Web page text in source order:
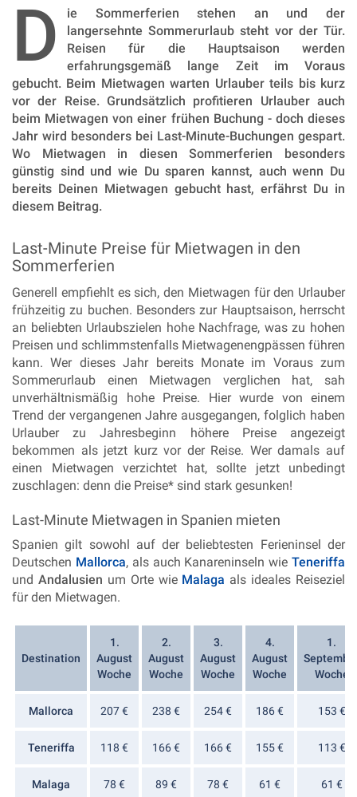
D
ie Sommerferien stehen an und der
langersehnte Sommerurlaub steht vor der Tür.
Reisen für die Hauptsaison werden
erfahrungsgemäß lange Zeit im Voraus
gebucht. Beim Mietwagen warten Urlauber teils bis kurz
vor der Reise. Grundsätzlich profitieren Urlauber auch
beim Mietwagen von einer frühen Buchung - doch dieses
Jahr wird besonders bei Last-Minute-Buchungen gespart.
Wo Mietwagen in diesen Sommerferien besonders
günstig sind und wie Du sparen kannst, auch wenn Du
bereits Deinen Mietwagen gebucht hast, erfährst Du in
diesem Beitrag.
Last-Minute Preise für Mietwagen in den
Sommerferien
Generell empfiehlt es sich, den Mietwagen für den Urlauber
frühzeitig zu buchen. Besonders zur Hauptsaison, herrscht
an beliebten Urlaubszielen hohe Nachfrage, was zu hohen
Preisen und schlimmstenfalls Mietwagenengpässen führen
kann. Wer dieses Jahr bereits Monate im Voraus zum
Sommerurlaub einen Mietwagen verglichen hat, sah
unverhältnismäßig hohe Preise. Hier wurde von einem
Trend der vergangenen Jahre ausgegangen, folglich haben
Urlauber zu Jahresbeginn höhere Preise angezeigt
bekommen als jetzt kurz vor der Reise. Wer damals auf
einen Mietwagen verzichtet hat, sollte jetzt unbedingt
zuschlagen: denn die Preise* sind stark gesunken!
Last-Minute Mietwagen in Spanien mieten
Spanien gilt sowohl auf der beliebtesten Ferieninsel der
Deutschen Mallorca, als auch Kanareninseln wieTeneriffa
und Andalusien um Orte wie Malaga als ideales Reiseziel
für den Mietwagen.
Destination
1.
August
Woche
2.
August
Woche
3.
August
Woche
4.
August
Woche
1.
Woche
Mallorca 207 € 238 € 254 € 186 € 153 €
Teneriffa 118 € 166 € 166 € 155 € 113 €
Malaga 78 € 89 € 78 € 61 € 61 €